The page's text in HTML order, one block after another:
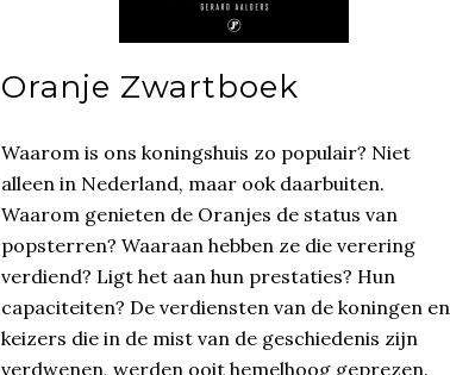
Oranje Zwartboek
Waarom is ons koningshuis zo populair? Niet
alleen in Nederland, maar ook daarbuiten.
Waarom genieten de Oranjes de status van
popsterren? Waaraan hebben ze die verering
verdiend? Ligt het aan hun prestaties? Hun
capaciteiten? De verdiensten van de koningen en
keizers die in de mist van de geschiedenis zijn
verdwenen, werden ooit hemelhoog geprezen.